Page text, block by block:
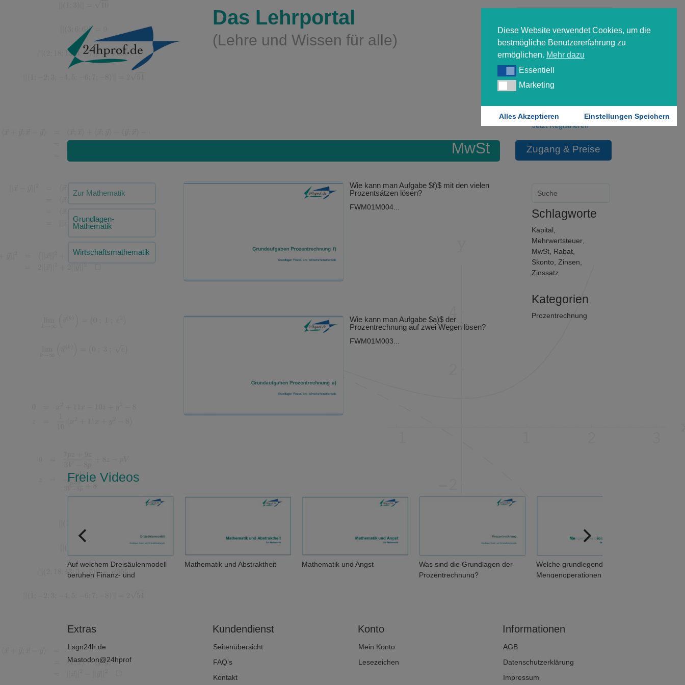
Diese Website verwendet Cookies, um die
bestmögliche Benutzererfahrung zu
ermöglichen. Mehr dazu
EssentiellEssentiell
MarketingMarketing
Alles Akzeptieren Einstellungen Speichern
Das Lehrportal
(Lehre und Wissen für alle)
Forgot your password?
Jetzt Registrieren
MwSt Zugang & Preise
Zur Mathematik
Grundlagen-
Mathematik
Wirtschaftsmathematik
Wie kann man Aufgabe $f)$ mit den vielen
Prozentsätzen lösen?
FWM01M004...
Wie kann man Aufgabe $a)$ der
Prozentrechnung auf zwei Wegen lösen?
FWM01M003...
Schlagworte
Kapital,
Mehrwertsteuer,
MwSt, Rabat,
Skonto,Zinsen,
Zinssatz
Kategorien
Prozentrechnung
Freie Videos
Auf welchem Dreisäulenmodell
beruhen Finanz- und
Mathematik und Abstraktheit Mathematik und Angst
Was sind die Grundlagen der
Prozentrechnung?
Welche grundlegenden
Mengenoperationen
Extras
Lsgn24h.de
Mastodon@24hprof
Kundendienst
Seitenübersicht
FAQ’s
Kontakt
Konto
Mein Konto
Lesezeichen
Informationen
AGB
Datenschutzerklärung
Impressum